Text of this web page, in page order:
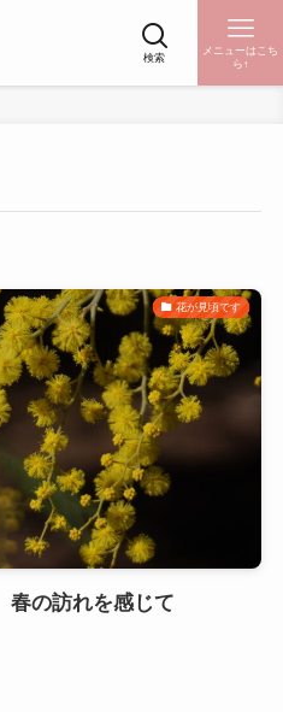
検索
メニューはこち
ら↑
花が見頃です
の訪れを感じて